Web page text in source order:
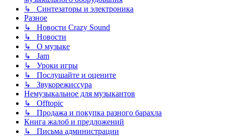
↳ Синтезаторы и электроника
Разное
↳ Новости Crazy Sound
↳ Новости
↳ О музыке
↳ Jam
↳ Уроки игры
↳ Послушайте и оцените
↳ Звукорежиссура
Немузыкальное для музыкантов
↳ Offtopic
↳ Продажа и покупка разного барахла
Книга жалоб и предложений
↳ Письма администрации